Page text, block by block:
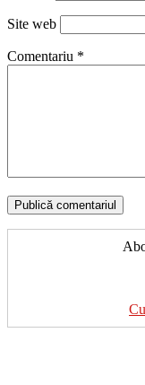
Site web
Comentariu *